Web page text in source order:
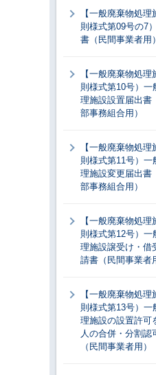
【一般廃棄物処理
則様式第09号の7
書（民間事業者用）
【一般廃棄物処理
則様式第10号）一
理施設設置届出書
部事務組合用）
【一般廃棄物処理
則様式第11号）一
理施設変更届出書
部事務組合用）
【一般廃棄物処理
則様式第12号）一
理施設譲受け・借
請書（民間事業者
【一般廃棄物処理
則様式第13号）一
理施設の設置許可
人の合併・分割認
（民間事業者用）